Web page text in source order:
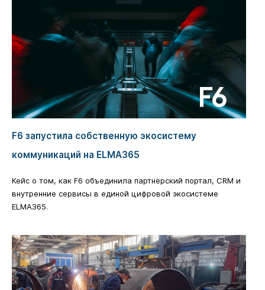
F6 запустила собственную экосистему
коммуникаций на ELMA365
Кейс о том, как F6 объединила партнёрский портал, CRM и
внутренние сервисы в единой цифровой экосистеме
ELMA365.